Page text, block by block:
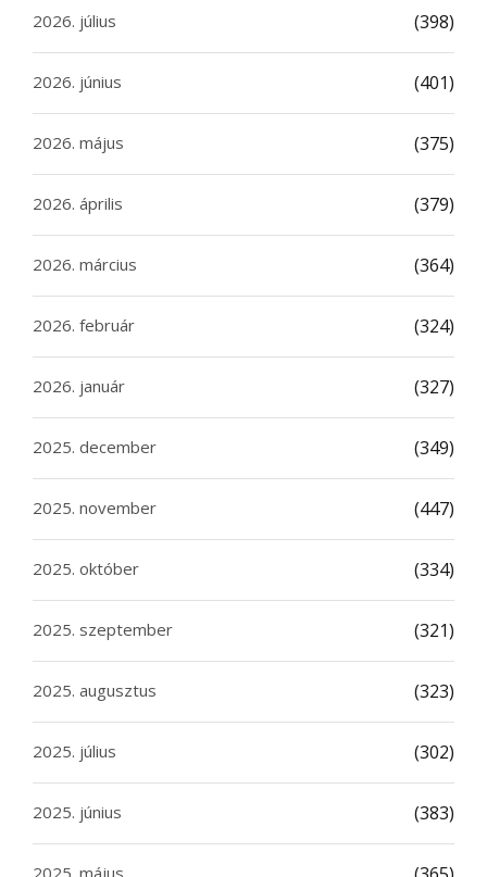
2026. július (398)
2026. június (401)
2026. május (375)
2026. április (379)
2026. március (364)
2026. február (324)
2026. január (327)
2025. december (349)
2025. november (447)
2025. október (334)
2025. szeptember (321)
2025. augusztus (323)
2025. július (302)
2025. június (383)
2025. május